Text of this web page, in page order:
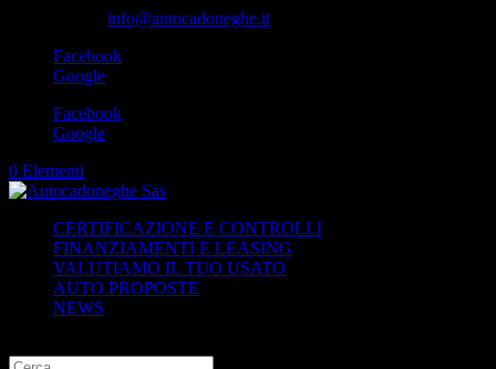
info@autocadoneghe.it
Facebook
Google
Facebook
Google
0 Elementi
CERTIFICAZIONE E CONTROLLI
FINANZIAMENTI E LEASING
VALUTIAMO IL TUO USATO
AUTO PROPOSTE
NEWS